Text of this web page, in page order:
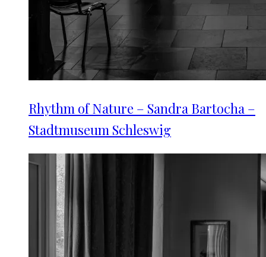
Rhythm of Nature – Sandra Bartocha –
Stadtmuseum Schleswig